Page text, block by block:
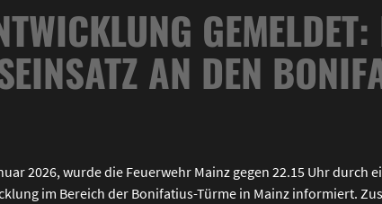
AN DEN
2026, wurde die Feuerwehr Mainz gegen 22.15 Uhr
im Bereich der Bonifatius-Türme in Mainz informiert.